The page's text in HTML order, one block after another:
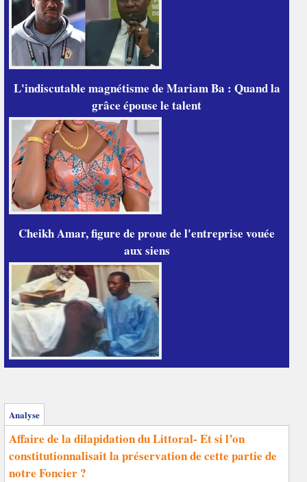
L'indiscutable magnétisme de Mariam Ba : Quand la
grâce épouse le talent
Cheikh Amar, figure de proue de l'entreprise vouée
aux siens
Analyse
Affaire de la dilapidation du Littoral- Et si l’on
constitutionnalisait la préservation de cette partie de
notre Foncier ?